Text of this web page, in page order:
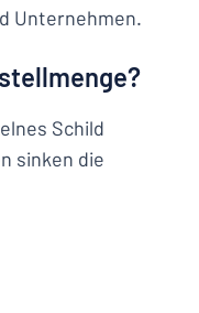
Unternehmen.
Schild
sinken die